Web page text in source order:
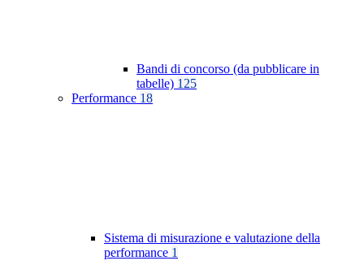
Bandi di concorso (da pubblicare in
tabelle) 125
Performance 18
Sistema di misurazione e valutazione della
performance 1